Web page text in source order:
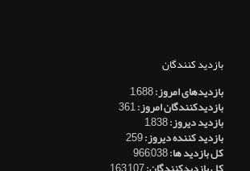
بازدید کنندگان
بازدیدهای امروز:1,688
بازدیدکنندگان امروز:361
بازدید دیروز:1,838
بازدید کننده دیروز:259
کل بازدید ها:966,038